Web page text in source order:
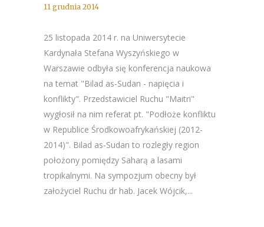
11 grudnia 2014
25 listopada 2014 r. na Uniwersytecie
Kardynała Stefana Wyszyńskiego w
Warszawie odbyła się konferencja naukowa
na temat "Bilad as-Sudan - napięcia i
konflikty". Przedstawiciel Ruchu "Maitri"
wygłosił na nim referat pt. "Podłoże konfliktu
w Republice Środkowoafrykańskiej (2012-
2014)". Bilad as-Sudan to rozległy region
położony pomiędzy Saharą a lasami
tropikalnymi. Na sympozjum obecny był
założyciel Ruchu dr hab. Jacek Wójcik,...